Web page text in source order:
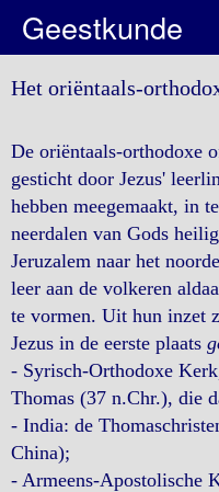
Geestkunde
Het oriëntaals-
De oriëntaals-orthodoxe
gesticht door Jezus'
hebben meegemaakt, in
neerdalen van Gods
Jeruzalem naar het
leer aan de volkeren
te vormen. Uit hun inzet
Jezus in de eerste plaats
- Syrisch-Orthodoxe
Thomas (37 n.Chr.), die
- India: de
China);
- Armeens-Apostolische